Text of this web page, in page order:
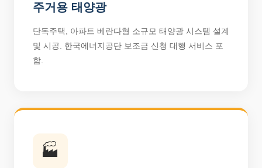
주거용 태양광
단독주택, 아파트 베란다형 소규모 태양광 시스템 설계
및 시공. 한국에너지공단 보조금 신청 대행 서비스 포
함.
🏭